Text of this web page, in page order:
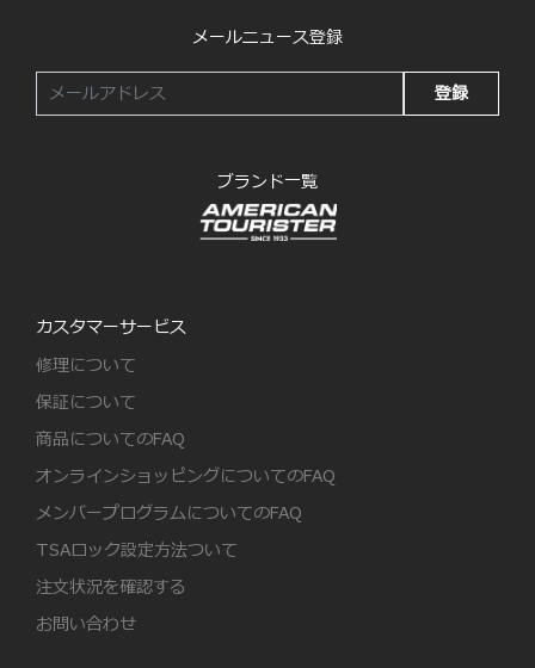
メールニュース登録
登録
ブランド一覧
カスタマーサービス
修理について
保証について
商品についてのFAQ
オンラインショッピングについてのFAQ
メンバープログラムについてのFAQ
TSAロック設定方法ついて
注文状況を確認する
お問い合わせ